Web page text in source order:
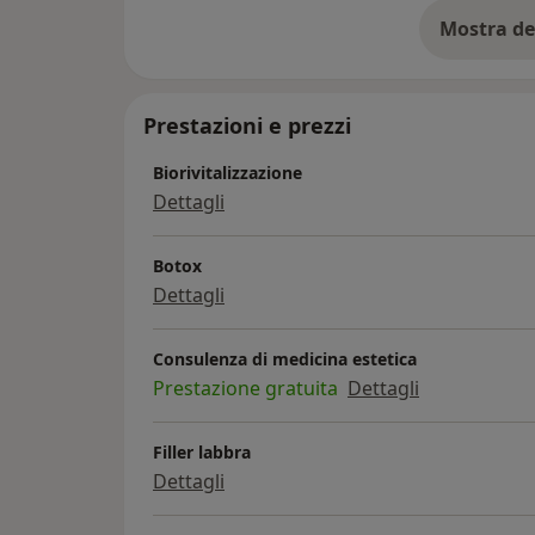
Mostra
Prestazioni e prezzi
Biorivitalizzazione
Dettagli
Botox
Dettagli
Consulenza di medicina estetica
Prestazione gratuita Dettagli
Filler labbra
Dettagli